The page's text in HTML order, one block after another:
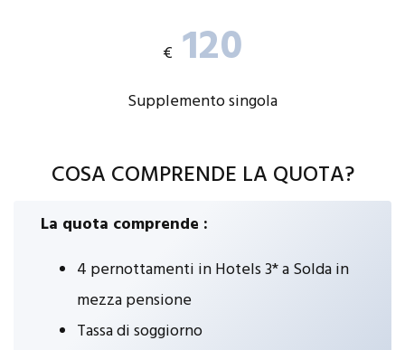
€ 120
Supplemento singola
COSA COMPRENDE LA QUOTA?
La quota comprende :
4 pernottamenti in Hotels 3* a Solda in
mezza pensione
Tassa di soggiorno